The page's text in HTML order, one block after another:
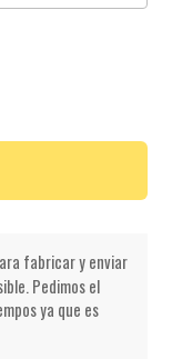
fabricar y enviar
Pedimos el
ya que es